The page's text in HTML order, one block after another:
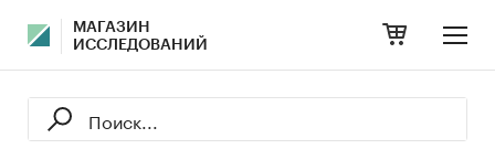
МАГАЗИН
ИССЛЕДОВАНИЙ